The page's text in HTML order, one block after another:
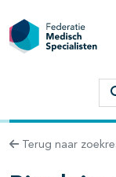
Terug naar
binnen deze